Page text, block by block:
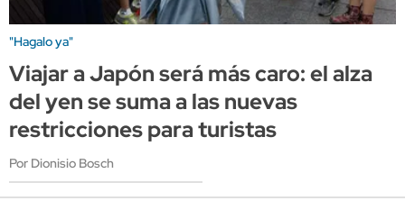
"Hagalo ya"
Viajar a Japón será más caro: el alza
del yen se suma a las nuevas
restricciones para turistas
Por Dionisio Bosch